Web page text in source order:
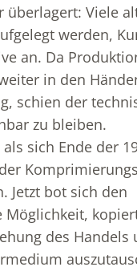
überlagert: Viele
werden,
an. Da
in den
schien der
zu bleiben.
sich Ende der
Jetzt bot sich den
Möglichkeit,
des Handels